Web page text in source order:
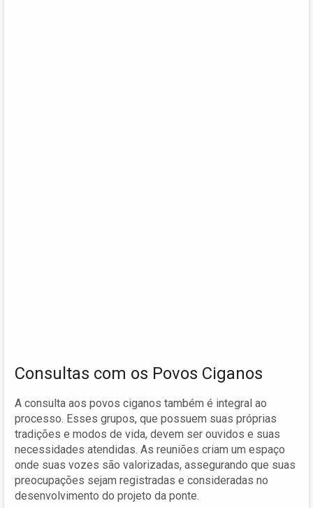
Consultas com os Povos Ciganos
A consulta aos povos ciganos também é integral ao
processo. Esses grupos, que possuem suas próprias
tradições e modos de vida, devem ser ouvidos e suas
necessidades atendidas. As reuniões criam um espaço
onde suas vozes são valorizadas, assegurando que suas
preocupações sejam registradas e consideradas no
desenvolvimento do projeto da ponte.